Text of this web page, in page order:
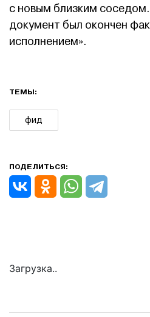
с новым близким
документ был окончен
исполнением».
ТЕМЫ:
фид
ПОДЕЛИТЬСЯ:
Загрузка..